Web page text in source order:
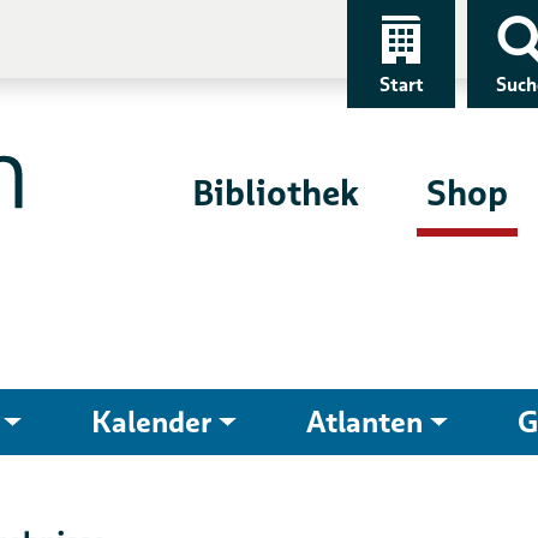
Start
Bibliothek Shop
Kalender Atlanten